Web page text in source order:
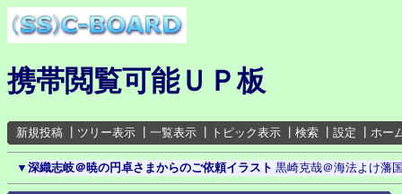
携帯閲覧可能ＵＰ板
新規投稿 ツリー表示 一覧表示 トピック表示 検索 設定 ホー
▼ 深織志岐＠暁の円卓さまからのご依頼イラスト 黒崎克哉＠海法よけ藩